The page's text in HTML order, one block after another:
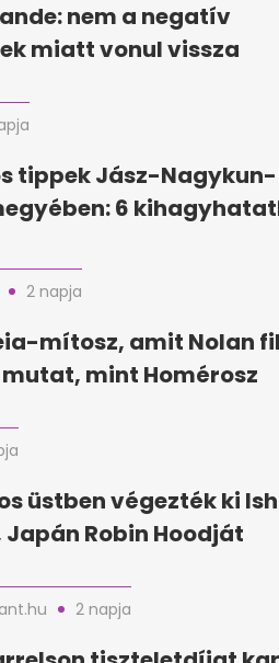
nem a negatív
miatt vonul vissza
tippek Jász-Nagykun-
6
2 napja
mítosz, amit Nolan
mint Homérosz
üstben végezték ki
Japán Robin Hoodját
2 napja